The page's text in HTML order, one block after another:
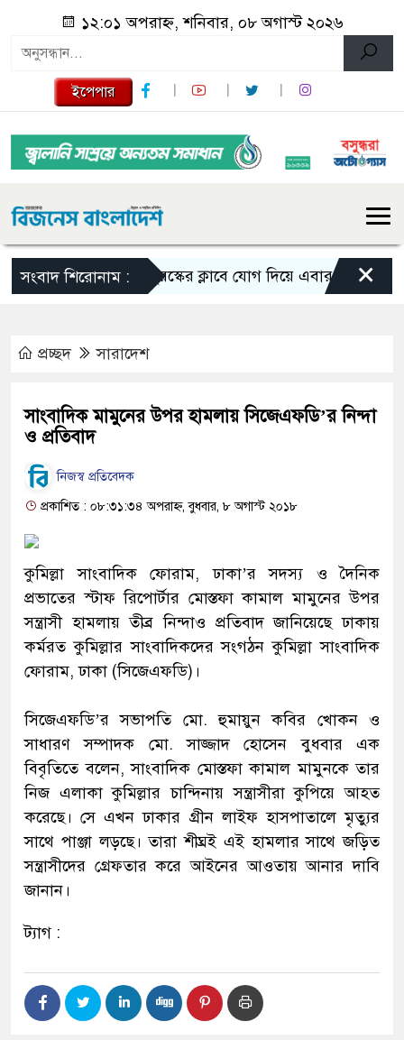
১২:০১ অপরাহ্ন, শনিবার, ০৮ অগাস্ট ২০২৬
ইপেপার
সংবাদ শিরোনাম :তুরস্কের ক্লাবে যোগ দিয়ে এবার জমি পেলেন
×
প্রচ্ছদ সারাদেশ
সাংবাদিক মামুনের উপর হামলায় সিজেএফডি’র নিন্দা
ও প্রতিবাদ
নিজস্ব প্রতিবেদক
প্রকাশিত : ০৮:৩১:৩৪ অপরাহ্ন, বুধবার, ৮ অগাস্ট ২০১৮
কুমিল্লা সাংবাদিক ফোরাম, ঢাকা’র সদস্য ও দৈনিক
প্রভাতের স্টাফ রিপোর্টার মোস্তফা কামাল মামুনের উপর
সন্ত্রাসী হামলায় তীব্র নিন্দাও প্রতিবাদ জানিয়েছে ঢাকায়
কর্মরত কুমিল্লার সাংবাদিকদের সংগঠন কুমিল্লা সাংবাদিক
ফোরাম, ঢাকা (সিজেএফডি)।
সিজেএফডি’র সভাপতি মো. হুমায়ুন কবির খোকন ও
সাধারণ সম্পাদক মো. সাজ্জাদ হোসেন বুধবার এক
বিবৃতিতে বলেন, সাংবাদিক মোস্তফা কামাল মামুনকে তার
নিজ এলাকা কুমিল্লার চান্দিনায় সন্ত্রাসীরা কুপিয়ে আহত
করেছে। সে এখন ঢাকার গ্রীন লাইফ হাসপাতালে মৃত্যুর
সাথে পাঞ্জা লড়ছে। তারা শীঘ্রই এই হামলার সাথে জড়িত
সন্ত্রাসীদের গ্রেফতার করে আইনের আওতায় আনার দাবি
জানান।
ট্যাগ :